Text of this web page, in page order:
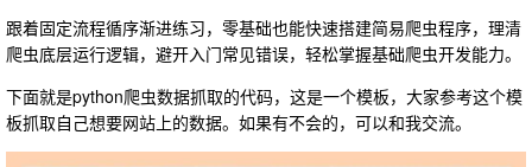
跟着固定流程循序渐进练习，零基础也能快速搭建简易爬虫程序，理清
爬虫底层运行逻辑，避开入门常见错误，轻松掌握基础爬虫开发能力。
下面就是python爬虫数据抓取的代码，这是一个模板，大家参考这个模
板抓取自己想要网站上的数据。如果有不会的，可以和我交流。